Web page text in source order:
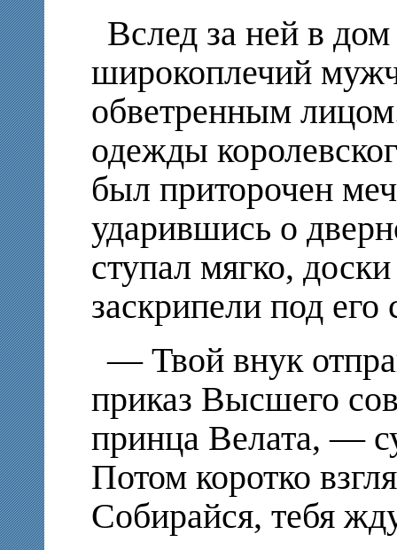
Вслед за ней в
широкоплечий
обветренным
одежды
был приторочен
ударившись о
ступал мягко,
заскрипели под его
— Твой внук
приказ Высшего
принца Велата, —
Потом коротко
Собирайся, тебя